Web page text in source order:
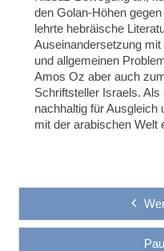
den Golan-Höhen
lehrte hebräische
Auseinandersetzung
und allgemeinen
Amos Oz aber auch
Schriftsteller Israels.
nachhaltig für Ausgleich
mit der arabischen Welt